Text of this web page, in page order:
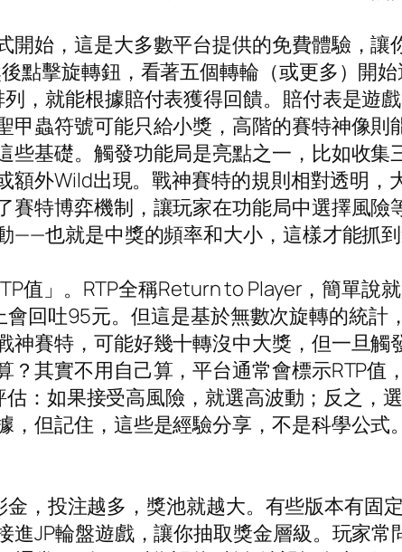
始，這是大多數平台提供的免費體驗，讓
點擊旋轉鈕，看著五個轉輪（或更多）開
，就能根據賠付表獲得回饋。賠付表是遊
蟲符號可能只給小獎，高階的賽特神像則
基礎。觸發功能局是亮點之一，比如收集
外Wild出現。戰神賽特的規則相對透明，
特博弈機制，讓玩家在功能局中選擇風險
也就是中獎的頻率和大小，這樣才能抓到
值」。RTP全稱Return to Player，簡單說
回吐95元。但這是基於無數次旋轉的統計
賽特，可能好幾十轉沒中大獎，但一旦觸
其實不用自己算，平台通常會標示RTP值
：如果接受高風險，就選高波動；反之，
但記住，這些是經驗分享，不是科學公式
，投注越多，獎池就越大。有些版本有固
JP輪盤遊戲，讓你抽取獎金層級。玩家常